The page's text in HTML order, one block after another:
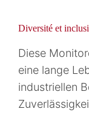
Diversité et
Diese
eine lange
industriellen